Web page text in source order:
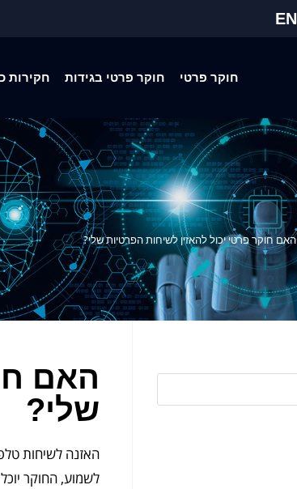
EN
חוקר פרטי חוקר פרטי בגידות חקירות
האם חוקר פרטי יכול להאזין לשיחות הפרטיות שלי?
האם
שלי?
האזנה לשיחות
לשמוע, החוקר